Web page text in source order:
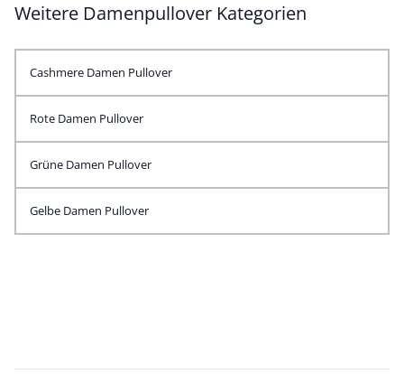
Weitere Damenpullover Kategorien
Cashmere Damen Pullover
Rote Damen Pullover
Grüne Damen Pullover
Gelbe Damen Pullover